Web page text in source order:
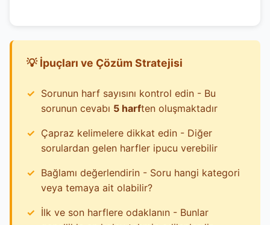
💡 İpuçları ve Çözüm Stratejisi
Sorunun harf sayısını kontrol edin - Bu
sorunun cevabı 5 harften oluşmaktadır
Çapraz kelimelere dikkat edin - Diğer
sorulardan gelen harfler ipucu verebilir
Bağlamı değerlendirin - Soru hangi kategori
veya temaya ait olabilir?
İlk ve son harflere odaklanın - Bunlar